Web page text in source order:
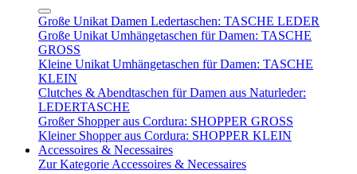
Große Unikat Damen Ledertaschen: TASCHE LEDER
Große Unikat Umhängetaschen für Damen: TASCHE
GROSS
Kleine Unikat Umhängetaschen für Damen: TASCHE
KLEIN
Clutches & Abendtaschen für Damen aus Naturleder:
LEDERTASCHE
Großer Shopper aus Cordura: SHOPPER GROSS
Kleiner Shopper aus Cordura: SHOPPER KLEIN
Accessoires & Necessaires
Zur Kategorie Accessoires & Necessaires